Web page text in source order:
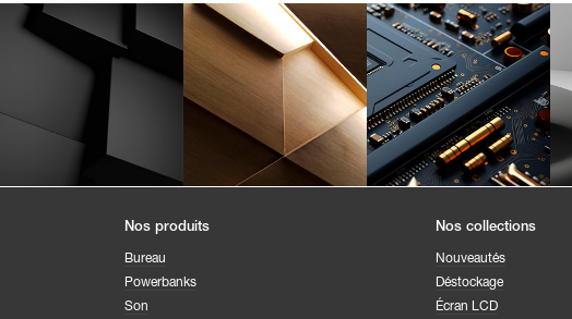
Nos produits
Bureau
Powerbanks
Son
Nos collections
Nouveautés
Déstockage
Écran LCD